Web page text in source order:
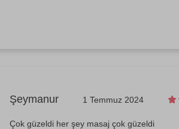
Şeymanur 1 Temmuz 2024
Çok güzeldi her şey masaj çok güzeldi